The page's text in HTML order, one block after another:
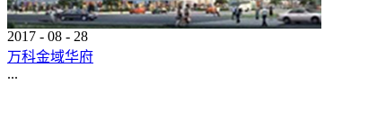
2017 - 08 - 28
万科金域华府
...